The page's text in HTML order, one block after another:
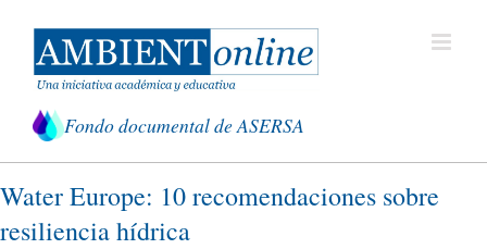
contenido
Fondo documental de ASERSA
Water Europe: 10 recomendaciones sobre
resiliencia hídrica